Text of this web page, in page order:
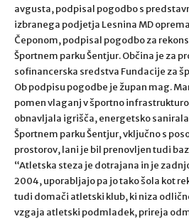
avgusta, podpisal pogodbo s
izbranega podjetja Lesnina MD
Čeponom, podpisal pogodbo za
Športnem parku Šentjur. Občina je za
sofinancerska sredstva Fundacije za
Ob podpisu pogodbe je župan mag.
pomen vlaganj v športno
obnavljala igrišča, energetsko
Športnem parku Šentjur, vključno s
prostorov, lani je bil prenovljen tudi
“Atletska steza je dotrajana in je
2004, uporabljajo pa jo tako šola kot
tudi domači atletski klub, ki niza
vzgaja atletski podmladek, prireja